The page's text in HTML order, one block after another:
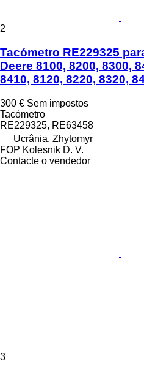
2
Tacómetro RE229325
Deere 8100, 8200, 8300,
8410, 8120, 8220, 8320,
300 € Sem impostos
Tacómetro
RE229325, RE63458
Ucrânia, Zhytomyr
FOP Kolesnik D. V.
Contacte o vendedor
3